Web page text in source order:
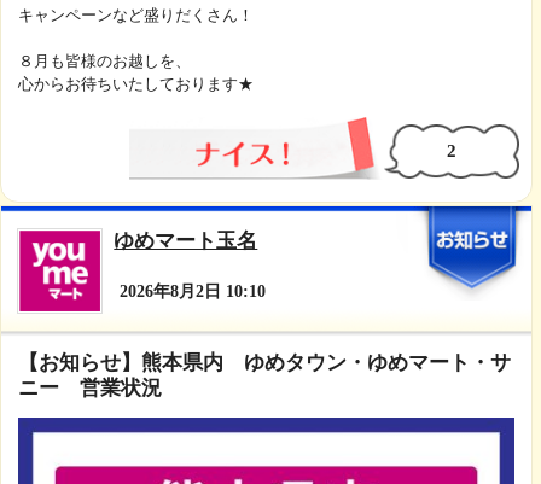
として、取り組んでいきます(^^♪
カレンダーは店頭でも掲示しておりますが
おトクなポイントデーもすぐわかります。
ご活用くださいね。
毎週の「火曜市」 １５日の「いちご市」
毎月２５日の「ゆめにこ市」に加えて
ゆめマート玉名限定のゆめかチャージ
キャンペーンなど盛りだくさん！
８月も皆様のお越しを、
心からお待ちいたしております★
2